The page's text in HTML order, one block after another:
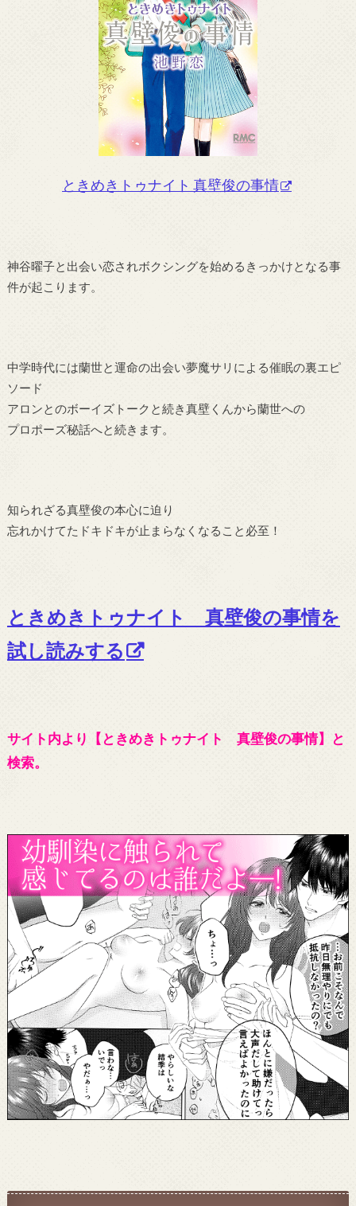
ときめきトゥナイト 真壁俊の事情
神谷曜子と出会い恋されボクシングを始めるきっかけとなる事
件が起こります。
中学時代には蘭世と運命の出会い夢魔サリによる催眠の裏エピ
ソード
アロンとのボーイズトークと続き真壁くんから蘭世への
プロポーズ秘話へと続きます。
知られざる真壁俊の本心に迫り
忘れかけてたドキドキが止まらなくなること必至！
ときめきトゥナイト 真壁俊の事情を
試し読みする
サイト内より【ときめきトゥナイト 真壁俊の事情】と
検索。